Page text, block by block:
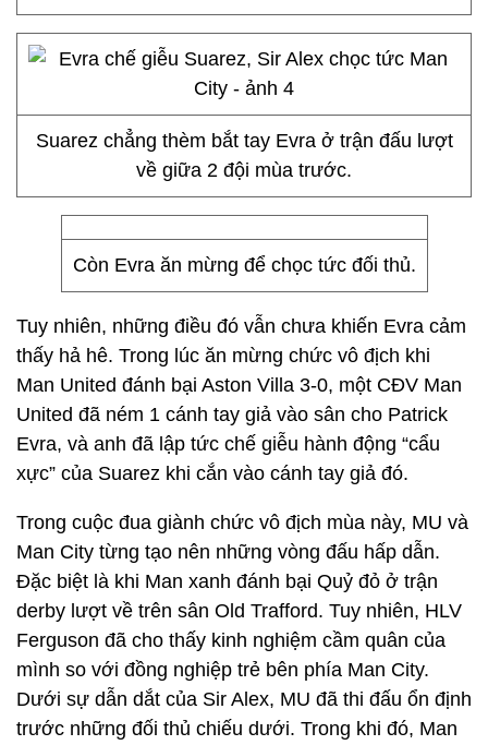
Suarez chẳng thèm bắt tay Evra ở trận đấu lượt
về giữa 2 đội mùa trước.
Còn Evra ăn mừng để chọc tức đối thủ.
Tuy nhiên, những điều đó vẫn chưa khiến Evra cảm
thấy hả hê. Trong lúc ăn mừng chức vô địch khi
Man United đánh bại Aston Villa 3-0, một CĐV Man
United đã ném 1 cánh tay giả vào sân cho Patrick
Evra, và anh đã lập tức chế giễu hành động “cẩu
xực” của Suarez khi cắn vào cánh tay giả đó.
Trong cuộc đua giành chức vô địch mùa này, MU và
Man City từng tạo nên những vòng đấu hấp dẫn.
Đặc biệt là khi Man xanh đánh bại Quỷ đỏ ở trận
derby lượt về trên sân Old Trafford. Tuy nhiên, HLV
Ferguson đã cho thấy kinh nghiệm cầm quân của
mình so với đồng nghiệp trẻ bên phía Man City.
Dưới sự dẫn dắt của Sir Alex, MU đã thi đấu ổn định
trước những đối thủ chiếu dưới. Trong khi đó, Man